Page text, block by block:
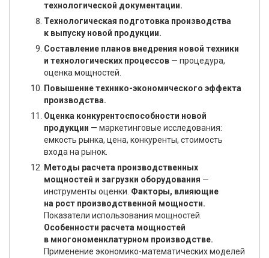
технологической документации.
Технологическая подготовка производства
к выпуску новой продукции.
Составление планов внедрения новой техники
и технологических процессов — процедура,
оценка мощностей.
Повышение технико-экономического эффекта
производства.
Оценка конкурентоспособности новой
продукции — маркетинговые исследования:
емкость рынка, цена, конкуренты, стоимость
входа на рынок.
Методы расчета производственных
мощностей и загрузки оборудования —
инструменты оценки. Факторы, влияющие
на рост производственной мощности.
Показатели использования мощностей.
Особенности расчета мощностей
в многономенклатурном производстве.
Применение экономико-математических моделей